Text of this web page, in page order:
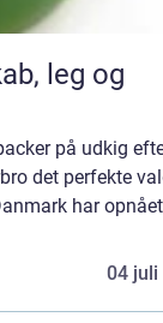
leg og
på udkig
det perfekte
har
04 juli